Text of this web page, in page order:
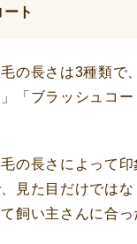
ト
の長さは3種類で
」「ブラッシュコ
の長さによって
見た目だけでは
飼い主さんに合っ